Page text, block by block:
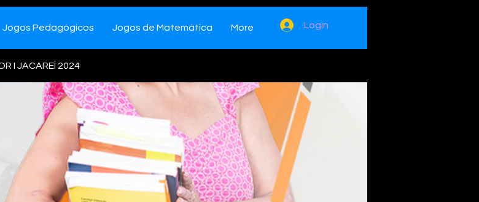
Jogos Pedagógicos Jogos de Matemática More Login
I JACAREÍ 2024